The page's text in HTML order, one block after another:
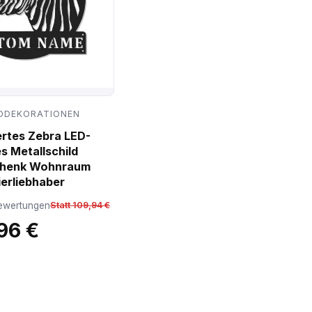
Zebra LED-
Metallschild
Wohnraum
Statt 109,94 €
€